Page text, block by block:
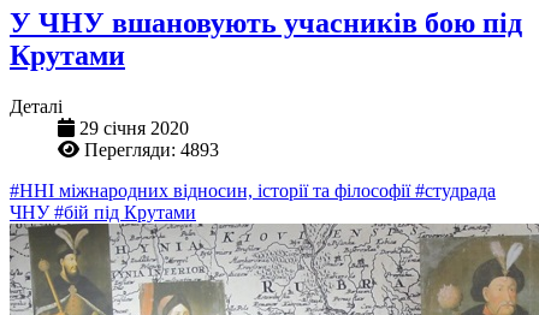
У ЧНУ вшановують учасників бою під
Крутами
Деталі
29 січня 2020
Перегляди: 4893
#ННІ міжнародних відносин, історії та філософії#студрада
ЧНУ#бій під Крутами